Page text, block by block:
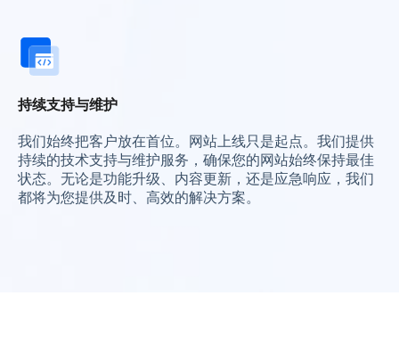
持续支持与维护
我们始终把客户放在首位。网站上线只是起点。我们提供
持续的技术支持与维护服务，确保您的网站始终保持最佳
状态。无论是功能升级、内容更新，还是应急响应，我们
都将为您提供及时、高效的解决方案。